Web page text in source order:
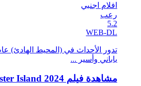
افلام اجنبي
رعب
5.2
WEB-DL
ياباني وأسير ...
مشاهدة فيلم Monster Island 2024 مترجم